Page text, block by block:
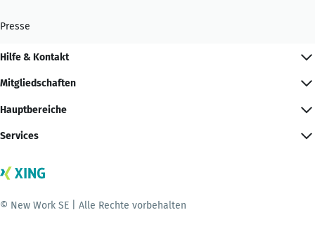
Presse
Hilfe & Kontakt
Mitgliedschaften
Hauptbereiche
Services
© New Work SE | Alle Rechte vorbehalten